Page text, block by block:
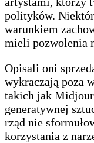
polityków.
warunkiem
mieli pozwolenia
Opisali oni
wykraczają poza
takich jak
generatywnej
rząd nie
korzystania z